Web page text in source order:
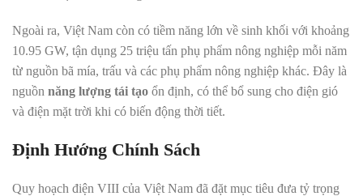
Ngoài ra, Việt Nam còn có tiềm năng lớn về sinh khối với khoảng
10.95 GW, tận dụng 25 triệu tấn phụ phẩm nông nghiệp mỗi năm
từ nguồn bã mía, trấu và các phụ phẩm nông nghiệp khác. Đây là
nguồn năng lượng tái tạo ổn định, có thể bổ sung cho điện gió
và điện mặt trời khi có biến động thời tiết.
Định Hướng Chính Sách
Quy hoạch điện VIII của Việt Nam đã đặt mục tiêu đưa tỷ trọng